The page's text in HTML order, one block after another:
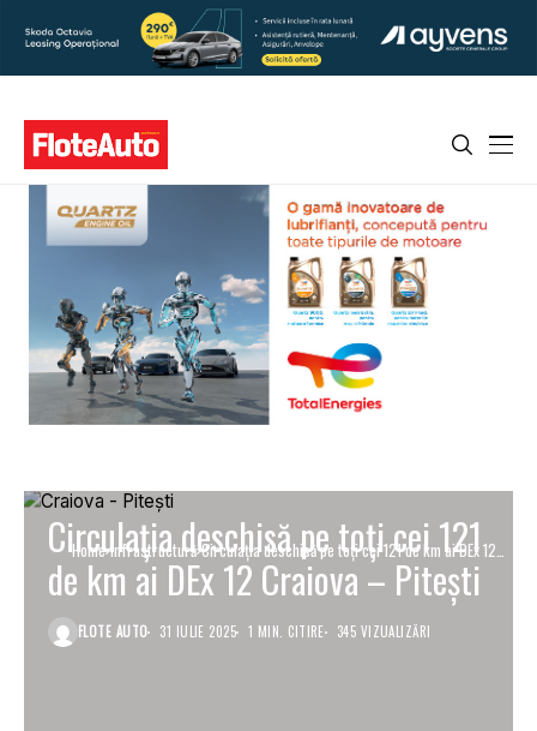
Home Infrastructură Circulația deschisă pe toți cei 121 de km ai DEx 12
Craiova – Pitești
Circulația deschisă pe toți cei 121
de km ai DEx 12 Craiova – Pitești
FLOTE AUTO 31 IULIE 2025 1 MIN. CITIRE 345 VIZUALIZĂRI